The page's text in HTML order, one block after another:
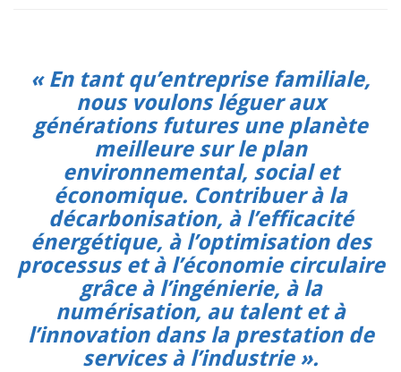
« En tant qu’entreprise familiale,
nous voulons léguer aux
générations futures une planète
meilleure sur le plan
environnemental, social et
économique. Contribuer à la
décarbonisation, à l’efficacité
énergétique, à l’optimisation des
processus et à l’économie circulaire
grâce à l’ingénierie, à la
numérisation, au talent et à
l’innovation dans la prestation de
services à l’industrie ».